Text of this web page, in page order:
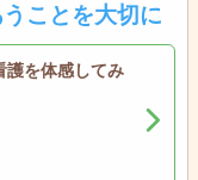
ことを大切に
護を体感してみ